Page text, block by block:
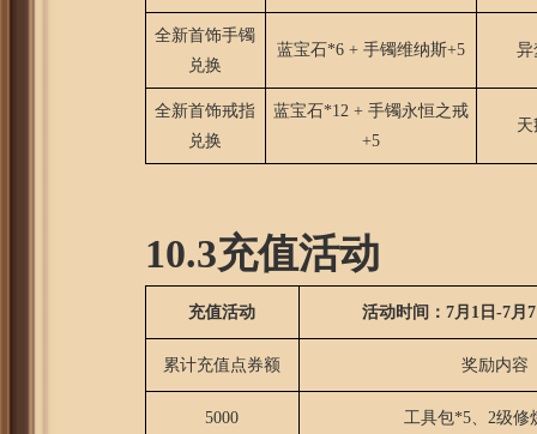
全新首饰手镯
兑换
蓝宝石*6 + 手镯维纳斯+5 异
全新首饰戒指
兑换
蓝宝石*12 + 手镯永恒之戒
+5
10.3充值活动
充值活动 活动时间：7月1日-7月
累计充值点券额 奖励内容
5000 工具包*5、2级修